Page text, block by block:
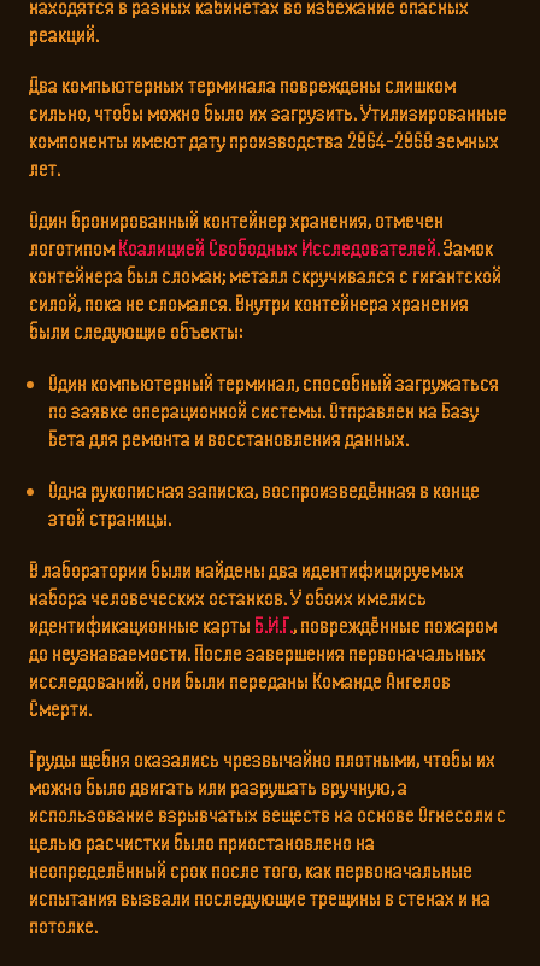
находятся в разных кабинетах во избежание опасных
реакций.
Два компьютерных терминала повреждены слишком
сильно, чтобы можно было их загрузить. Утилизированные
компоненты имеют дату производства 2064-2068 земных
лет.
Один бронированный контейнер хранения, отмечен
логотипомКоалицией Свободных Исследователей.Замок
контейнера был сломан; металл скручивался с гигантской
силой, пока не сломался. Внутри контейнера хранения
были следующие объекты:
Один компьютерный терминал, способный загружаться
по заявке операционной системы. Отправлен на Базу
Бета для ремонта и восстановления данных.
Одна рукописная записка, воспроизведённая в конце
этой страницы.
В лаборатории были найдены два идентифицируемых
набора человеческих останков. У обоих имелись
идентификационные карты Б.И.Г., повреждённые пожаром
до неузнаваемости. После завершения первоначальных
исследований, они были переданы Команде Ангелов
Смерти.
Груды щебня оказались чрезвычайно плотными, чтобы их
можно было двигать или разрушать вручную, а
использование взрывчатых веществ на основе Огнесоли с
целью расчистки было приостановлено на
неопределённый срок после того, как первоначальные
испытания вызвали последующие трещины в стенах и на
потолке.